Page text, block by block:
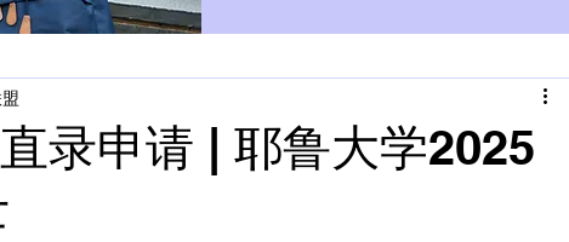
录申请 | 耶鲁大学2025